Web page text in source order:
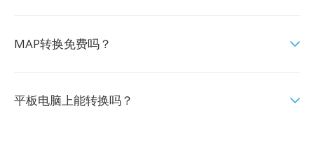
MAP转换免费吗？
平板电脑上能转换吗？